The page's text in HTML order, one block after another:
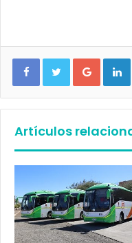
Google+
Artículos